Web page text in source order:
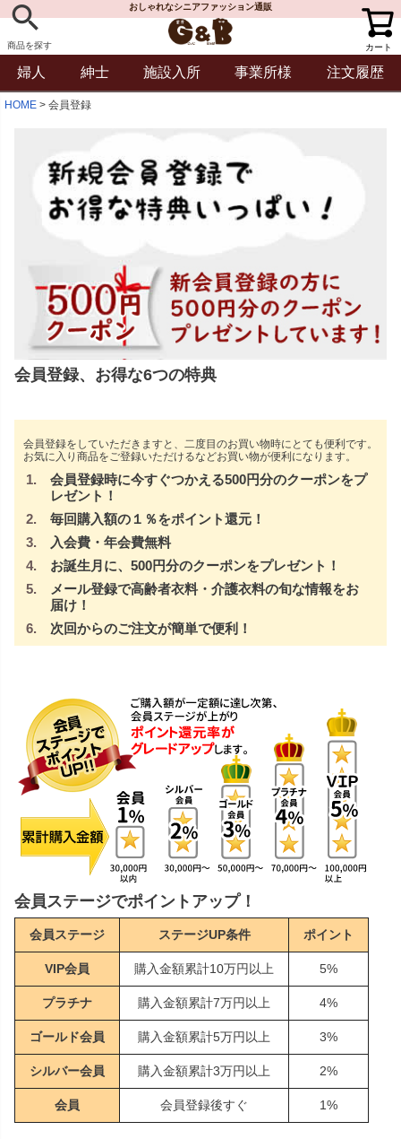
商品を探す
おしゃれなシニアファッション通販
カート
婦人 紳士 施設入所 事業所様 注文履歴
HOME 会員登録
会員登録、お得な6つの特典
会員登録をしていただきますと、二度目のお買い物時にとても便利です。
お気に入り商品をご登録いただけるなどお買い物が便利になります。
会員登録時に今すぐつかえる500円分のクーポンをプ
レゼント！
毎回購入額の１％をポイント還元！
入会費・年会費無料
お誕生月に、500円分のクーポンをプレゼント！
メール登録で高齢者衣料・介護衣料の旬な情報をお
届け！
次回からのご注文が簡単で便利！
会員ステージでポイントアップ！
会員ステージ ステージUP条件 ポイント
VIP会員 購入金額累計10万円以上 5%
プラチナ 購入金額累計7万円以上 4%
ゴールド会員 購入金額累計5万円以上 3%
シルバー会員 購入金額累計3万円以上 2%
会員 会員登録後すぐ 1%